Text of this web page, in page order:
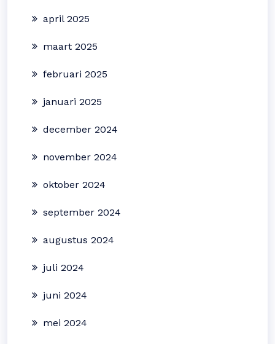
april 2025
maart 2025
februari 2025
januari 2025
december 2024
november 2024
oktober 2024
september 2024
augustus 2024
juli 2024
juni 2024
mei 2024